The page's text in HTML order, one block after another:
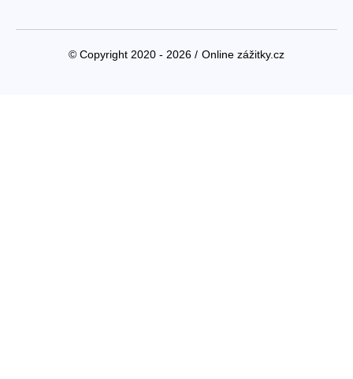
© Copyright 2020 - 2026 / Online zážitky.cz